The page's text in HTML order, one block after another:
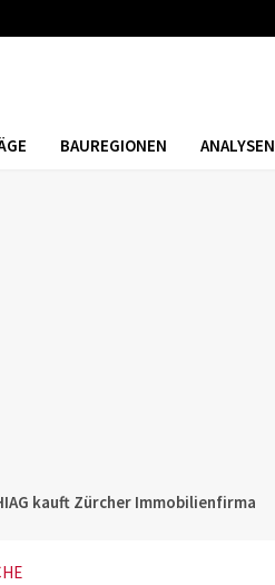
BAUREGIONEN ANALYSEN
kauft Zürcher Immobilienfirma